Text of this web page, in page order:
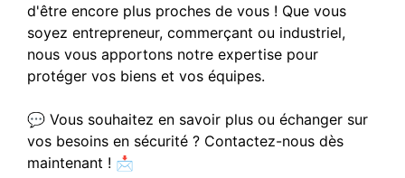
d'être encore plus proches de vous ! Que vous
soyez entrepreneur, commerçant ou industriel,
nous vous apportons notre expertise pour
protéger vos biens et vos équipes.
💬 Vous souhaitez en savoir plus ou échanger sur
vos besoins en sécurité ? Contactez-nous dès
maintenant ! 📩